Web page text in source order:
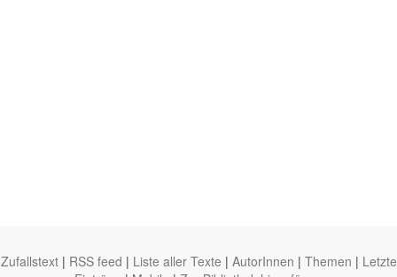
Zufallstext | RSS feed | Liste aller Texte | AutorInnen | Themen | Letzte